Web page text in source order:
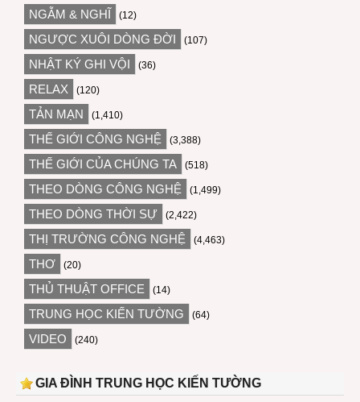
NGẪM & NGHĨ (12)
NGƯỢC XUÔI DÒNG ĐỜI (107)
NHẬT KÝ GHI VỘI (36)
RELAX (120)
TẢN MẠN (1,410)
THẾ GIỚI CÔNG NGHỆ (3,388)
THẾ GIỚI CỦA CHÚNG TA (518)
THEO DÒNG CÔNG NGHỆ (1,499)
THEO DÒNG THỜI SỰ (2,422)
THỊ TRƯỜNG CÔNG NGHỆ (4,463)
THƠ (20)
THỦ THUẬT OFFICE (14)
TRUNG HỌC KIẾN TƯỜNG (64)
VIDEO (240)
GIA ĐÌNH TRUNG HỌC KIẾN TƯỜNG